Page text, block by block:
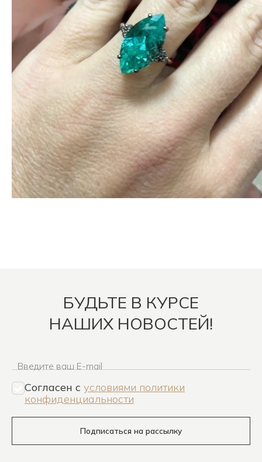
БУДЬТЕ В КУРСЕ
НАШИХ НОВОСТЕЙ!
Введите ваш E-mail
Согласен c условиями политики
конфиденциальности
Подписаться на рассылку